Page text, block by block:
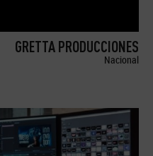
GRETTA PRODUCCIONES
Nacional